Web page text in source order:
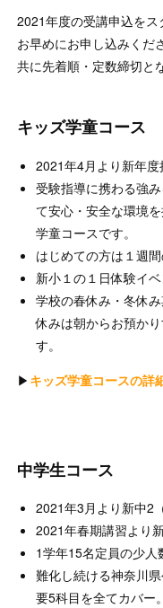
2021年度の受講申込を
お早めにお申し込みくだ
共に先着順・定数締切と
キッズ学童コース
2021年4月より新年度
受験指導に携わる強
て安心・安全な環境
学童コースです。
はじめての方は１週間
新小１の１日体験イベ
学校の春休み・冬休
休みは朝からお預か
す。
▶︎ キッズ学童コースの詳
中学生コース
2021年3月より新中2
2021年春期講習より
1学年15名定員の少人
難化し続ける神奈川
要5科目を全てカバー。